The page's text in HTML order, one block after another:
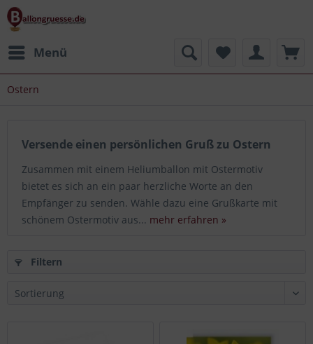
Menü
Ostern
Versende einen persönlichen Gruß zu Ostern
Zusammen mit einem Heliumballon mit Ostermotiv
bietet es sich an ein paar herzliche Worte an den
Empfänger zu senden. Wähle dazu eine Grußkarte mit
schönem Ostermotiv aus... mehr erfahren »
Filtern